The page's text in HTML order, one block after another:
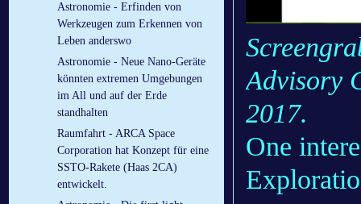
Astronomie - Erfinden von
Werkzeugen zum Erkennen von
Leben anderswo
Astronomie - Neue Nano-Geräte
könnten extremen Umgebungen
im All und auf der Erde
standhalten
Raumfahrt - ARCA Space
Corporation hat Konzept für eine
SSTO-Rakete (Haas 2CA)
entwickelt.
Advisory
2017.
One